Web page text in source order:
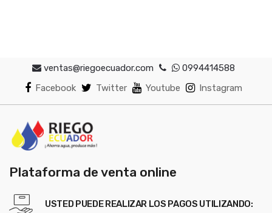
ventas@riegoecuador.com
0994414588
Facebook
Twitter Youtube Instagram
Plataforma de venta online
USTED PUEDE REALIZAR LOS PAGOS UTILIZANDO: